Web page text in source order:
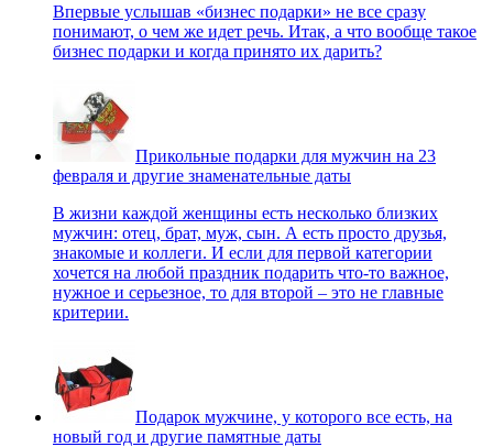
Впервые услышав «бизнес подарки» не все сразу
понимают, о чем же идет речь. Итак, а что вообще такое
бизнес подарки и когда принято их дарить?
Прикольные подарки для мужчин на 23
февраля и другие знаменательные даты
В жизни каждой женщины есть несколько близких
мужчин: отец, брат, муж, сын. А есть просто друзья,
знакомые и коллеги. И если для первой категории
хочется на любой праздник подарить что-то важное,
нужное и серьезное, то для второй – это не главные
критерии.
Подарок мужчине, у которого все есть, на
новый год и другие памятные даты